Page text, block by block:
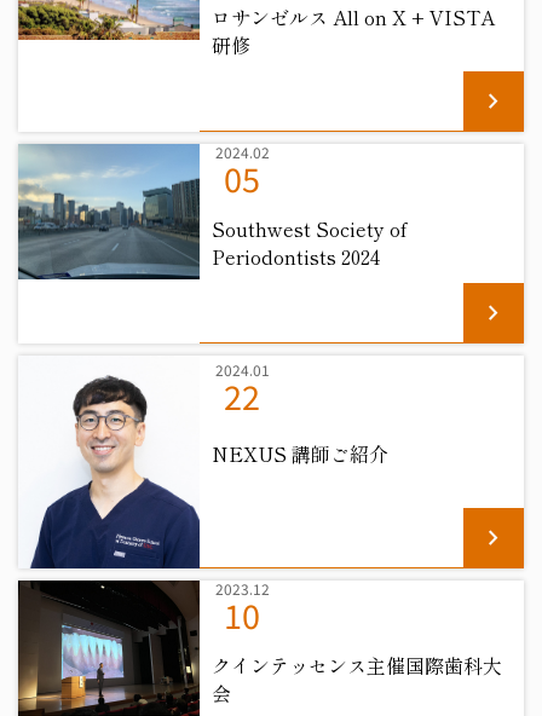
ロサンゼルス All on X + VISTA
研修
chevron_right
2024.02
05
Southwest Society of
Periodontists 2024
chevron_right
2024.01
22
NEXUS 講師ご紹介
chevron_right
2023.12
10
クインテッセンス主催国際歯科大
会